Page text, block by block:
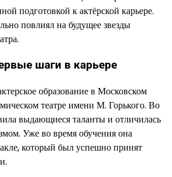
подготовкой к актёрской карьере.
повлиял на будущее звезды
шаги в карьере
образование в Московском
театре имени М. Горького. Во
выдающиеся таланты и отличилась
Уже во время обучения она
который был успешно принят